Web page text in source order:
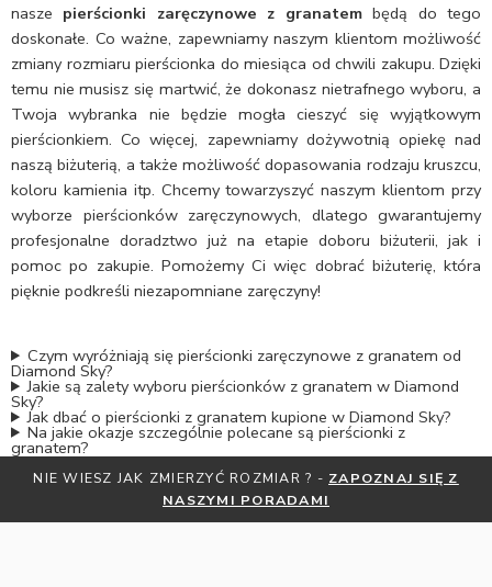
nasze pierścionki zaręczynowe z granatembędą do tego
doskonałe. Co ważne, zapewniamy naszym klientom możliwość
zmiany rozmiaru pierścionka do miesiąca od chwili zakupu. Dzięki
temu nie musisz się martwić, że dokonasz nietrafnego wyboru, a
Twoja wybranka nie będzie mogła cieszyć się wyjątkowym
pierścionkiem. Co więcej, zapewniamy dożywotnią opiekę nad
naszą biżuterią, a także możliwość dopasowania rodzaju kruszcu,
koloru kamienia itp. Chcemy towarzyszyć naszym klientom przy
wyborze pierścionków zaręczynowych, dlatego gwarantujemy
profesjonalne doradztwo już na etapie doboru biżuterii, jak i
pomoc po zakupie. Pomożemy Ci więc dobrać biżuterię, która
pięknie podkreśli niezapomniane zaręczyny!
Czym wyróżniają się pierścionki zaręczynowe z granatem od
Diamond Sky?
Jakie są zalety wyboru pierścionków z granatem w Diamond
Sky?
Jak dbać o pierścionki z granatem kupione w Diamond Sky?
Na jakie okazje szczególnie polecane są pierścionki z
granatem?
NIE WIESZ JAK ZMIERZYĆ ROZMIAR ? - ZAPOZNAJ SIĘ Z
NASZYMI PORADAMI